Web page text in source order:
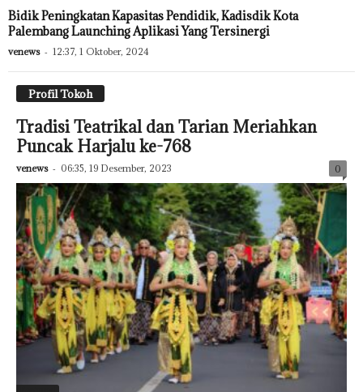
Bidik Peningkatan Kapasitas Pendidik, Kadisdik Kota
Palembang Launching Aplikasi Yang Tersinergi
venews - 12:37, 1 Oktober, 2024
Profil Tokoh
Tradisi Teatrikal dan Tarian Meriahkan
Puncak Harjalu ke-768
venews - 06:35, 19 Desember, 2023 0